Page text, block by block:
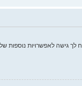
לאפשרויות נוספות